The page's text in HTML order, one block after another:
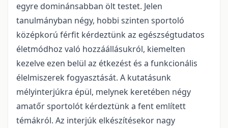
egyre dominánsabban ölt testet. Jelen
tanulmányban négy, hobbi szinten sportoló
középkorú férfit kérdeztünk az egészségtudatos
életmódhoz való hozzáállásukról, kiemelten
kezelve ezen belül az étkezést és a funkcionális
élelmiszerek fogyasztását. A kutatásunk
mélyinterjúkra épül, melynek keretében négy
amatőr sportolót kérdeztünk a fent említett
témákról. Az interjúk elkészítésekor nagy